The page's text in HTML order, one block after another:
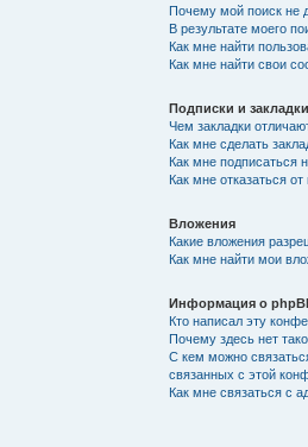
Почему мой поиск не
В результате моего
Как мне найти
Как мне найти свои
Подписки и закладки
Чем закладки
Как мне сделать
Как мне подписаться
Как мне отказаться от
Вложения
Какие вложения
Как мне найти мои
Информация о
Кто написал эту
Почему здесь нет
С кем можно
связанных с этой
Как мне связаться с